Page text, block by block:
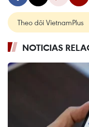
Theo dõi VietnamPlus
NOTICIAS